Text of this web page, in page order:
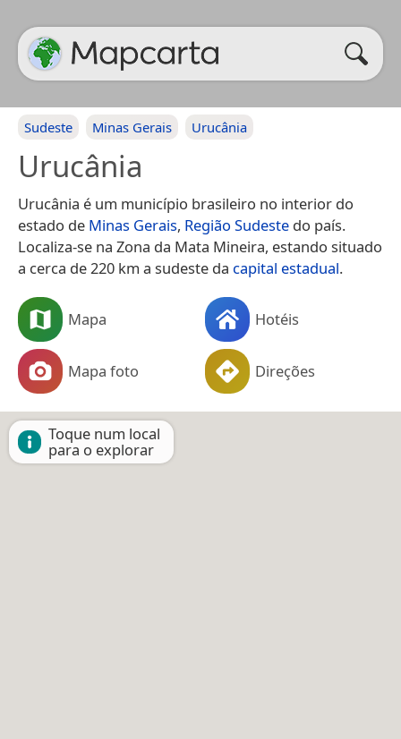
Sudeste Minas Gerais Urucânia
Urucânia
Urucânia é um município brasileiro no interior do
estado de Minas Gerais, Região Sudeste do país.
Localiza-se na Zona da Mata Mineira, estando situado
a cerca de 220 km a sudeste da capital estadual.
Mapa Hotéis
Mapa foto Direções
Toque num local
para o explorar